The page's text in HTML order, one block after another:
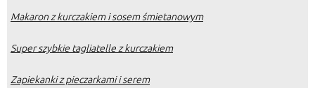
Makaron z kurczakiem i sosem śmietanowym
Super szybkie tagliatelle z kurczakiem
Zapiekanki z pieczarkami i serem